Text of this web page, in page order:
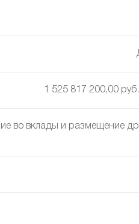
1 525 817 200,00
во вклады и размещение